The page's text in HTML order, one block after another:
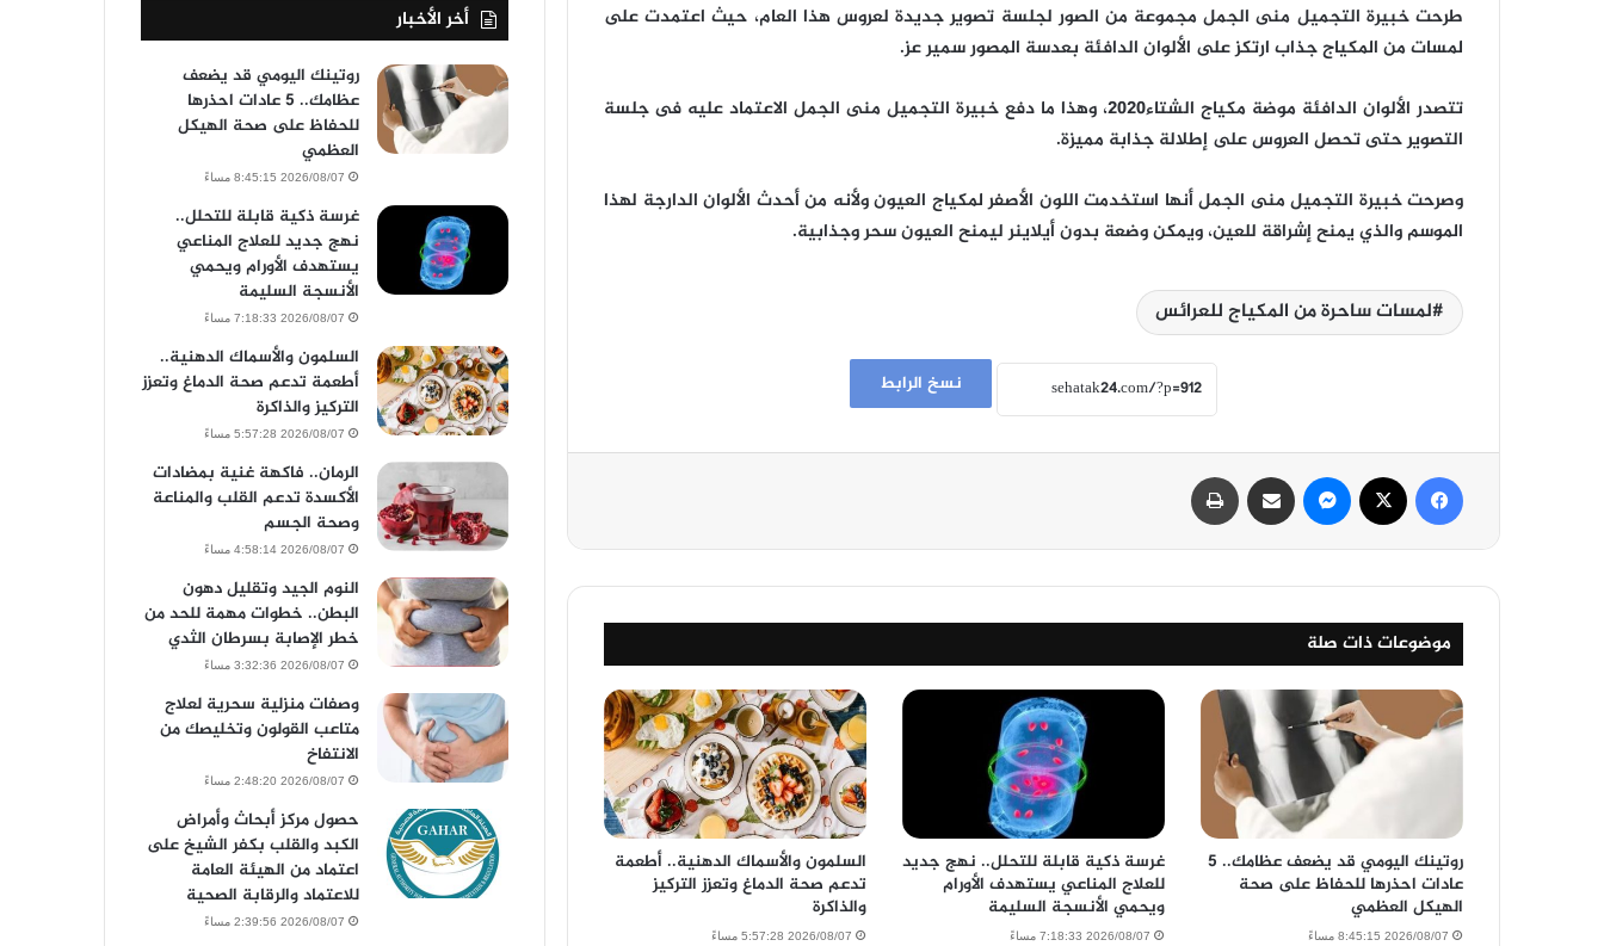
طرحت خبيرة التجميل منى الجمل مجموعة من الصور لجلسة تصوير جديدة لعروس هذا العام، حيث اعتمدت على
لمسات من المكياج جذاب ارتكز على الألوان الدافئة بعدسة المصور سمير عز.
تتصدر الألوان الدافئة موضة مكياج الشتاء2020، وهذا ما دفع خبيرة التجميل منى الجمل الاعتماد عليه فى جلسة
التصوير حتى تحصل العروس على إطلالة جذابة مميزة.
وصرحت خبيرة التجميل منى الجمل أنها استخدمت اللون الأصفر لمكياج العيون ولأنه من أحدث الألوان الدارجة لهذا
الموسم والذي يمنح إشراقة للعين، ويمكن وضعة بدون أيلاينر ليمنح العيون سحر وجذابية.
لمسات ساحرة من المكياج للعرائس
نسخ الرابط
فيسبوك ماسنجر مشاركة عبر البريد
موضوعات ذات صلة
روتينك اليومي قد يضعف عظامك.. 5
عادات احذرها للحفاظ على صحة
الهيكل العظمي
2026/08/07 8:45:15 مساءً
غرسة ذكية قابلة للتحلل.. نهج جديد
للعلاج المناعي يستهدف الأورام
ويحمي الأنسجة السليمة
2026/08/07 7:18:33 مساءً
السلمون والأسماك الدهنية.. أطعمة
تدعم صحة الدماغ وتعزز التركيز
والذاكرة
2026/08/07 5:57:28 مساءً
أخر الأخبار
روتينك اليومي قد يضعف
عظامك.. 5 عادات احذرها
للحفاظ على صحة الهيكل
العظمي
2026/08/07 8:45:15 مساءً
غرسة ذكية قابلة للتحلل..
نهج جديد للعلاج المناعي
يستهدف الأورام ويحمي
الأنسجة السليمة
2026/08/07 7:18:33 مساءً
السلمون والأسماك الدهنية..
أطعمة تدعم صحة الدماغ وتعزز
التركيز والذاكرة
2026/08/07 5:57:28 مساءً
الرمان.. فاكهة غنية بمضادات
الأكسدة تدعم القلب والمناعة
وصحة الجسم
2026/08/07 4:58:14 مساءً
النوم الجيد وتقليل دهون
البطن.. خطوات مهمة للحد من
خطر الإصابة بسرطان الثدي
2026/08/07 3:32:36 مساءً
وصفات منزلية سحرية لعلاج
متاعب القولون وتخليصك من
الانتفاخ
2026/08/07 2:48:20 مساءً
حصول مركز أبحاث وأمراض
الكبد والقلب بكفر الشيخ على
اعتماد من الهيئة العامة
للاعتماد والرقابة الصحية
2026/08/07 2:39:56 مساءً